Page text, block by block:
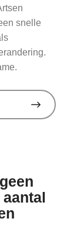
snelle